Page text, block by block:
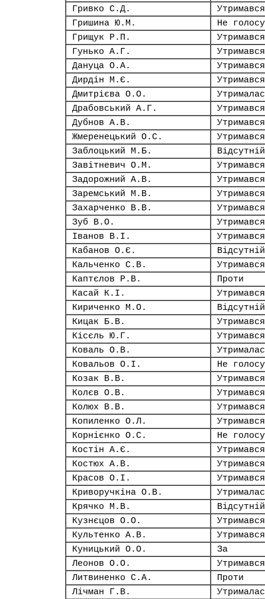
Гривко С.Д.
Утримався
Гришина Ю.М.
Не
Грищук Р.П.
Утримався
Гунько А.Г.
Утримався
Дануца О.А.
Утримався
Дирдін М.Є.
Утримався
Дмитрієва О.О.
Драбовський А.Г.
Утримався
Дубнов А.В.
Утримався
Жмеренецький О.С.
Утримався
Заблоцький М.Б.
Відсутній
Завітневич О.М.
Утримався
Задорожний А.В.
Утримався
Заремський М.В.
Утримався
Захарченко В.В.
Утримався
Зуб В.О.
Утримався
Іванов В.І.
Утримався
Кабанов О.Є.
Відсутній
Кальченко С.В.
Утримався
Каптєлов Р.В.
Проти
Касай К.І.
Утримався
Кириченко М.О.
Відсутній
Кицак Б.В.
Утримався
Кісєль Ю.Г.
Утримався
Коваль О.В.
Ковальов О.І.
Не
Козак В.В.
Утримався
Колєв О.В.
Утримався
Колюх В.В.
Утримався
Копиленко О.Л.
Утримався
Корнієнко О.С.
Не
Костін А.Є.
Утримався
Костюх А.В.
Утримався
Красов О.І.
Утримався
Криворучкіна О.В.
Крячко М.В.
Відсутній
Кузнєцов О.О.
Утримався
Культенко А.В.
Утримався
Куницький О.О.
За
Леонов О.О.
Утримався
Литвиненко С.А.
Проти
Лічман Г.В.